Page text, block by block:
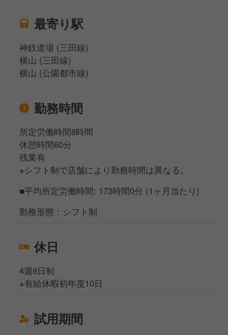
最寄り駅
神鉄道場 (三田線)
横山 (三田線)
横山 (公園都市線)
勤務時間
所定労働時間8時間
休憩時間60分
残業有
※シフト制で店舗により勤務時間は異なる。
■平均所定労働時間: 173時間0分 (1ヶ月当たり)
勤務形態：シフト制
休日
4週8日制
※有給休暇初年度10日
試用期間